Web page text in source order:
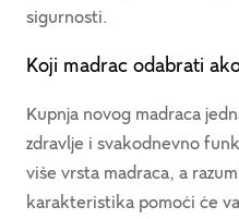
sigurnosti.
Koji madrac odabrati
Kupnja novog madraca
zdravlje i svakodnevno
više vrsta madraca, a
karakteristika pomoći će